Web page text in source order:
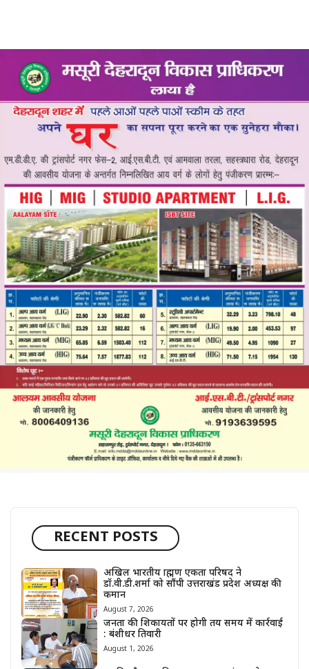
RECENT POSTS
अखिल भारतीय ब्राह्मण एकता परिषद ने
डॉ.वी.डी.शर्मा को सौंपी उत्तराखंड प्रदेश अध्यक्ष की
कमान
August 7, 2026
जनता की शिकायतों पर होगी तय समय में कार्रवाई
: बंशीधर तिवारी
August 1, 2026